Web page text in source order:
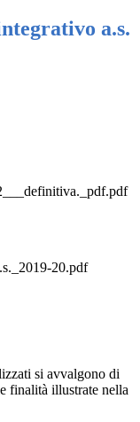
a.s.
20.pdf
si avvalgono di
finalità illustrate nella